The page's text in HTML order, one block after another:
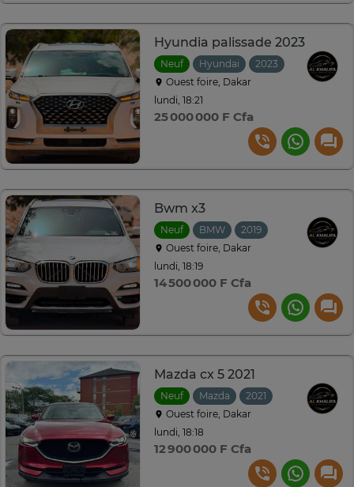
Hyundia palissade 2023
Neuf Hyundai 2023
Ouest foire, Dakar
lundi, 18:21
25 000 000 F Cfa
Bwm x3
Neuf BMW 2019
Automatique
Ouest foire, Dakar
lundi, 18:19
14 500 000 F Cfa
Mazda cx 5 2021
Neuf Mazda 2021
Automatique
Ouest foire, Dakar
lundi, 18:18
12 900 000 F Cfa